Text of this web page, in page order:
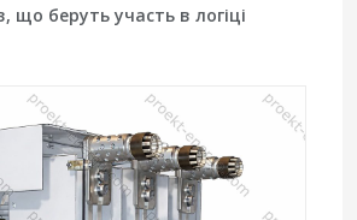
що беруть участь в логіці